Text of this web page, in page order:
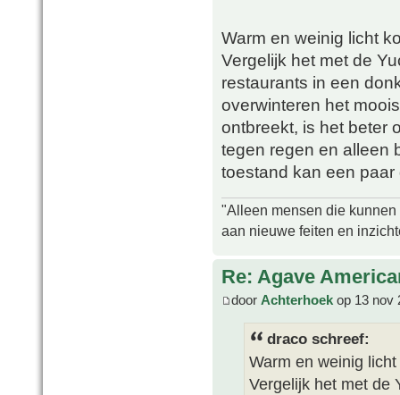
Warm en weinig licht
Vergelijk het met de
restaurants in een
overwinteren het
ontbreekt, is het beter
tegen regen en alleen
toestand kan een
"Alleen mensen die
aan nieuwe feiten en
Re: Agave
door Achterhoek op 13 nov
draco schreef:
Warm en weinig
Vergelijk het met de